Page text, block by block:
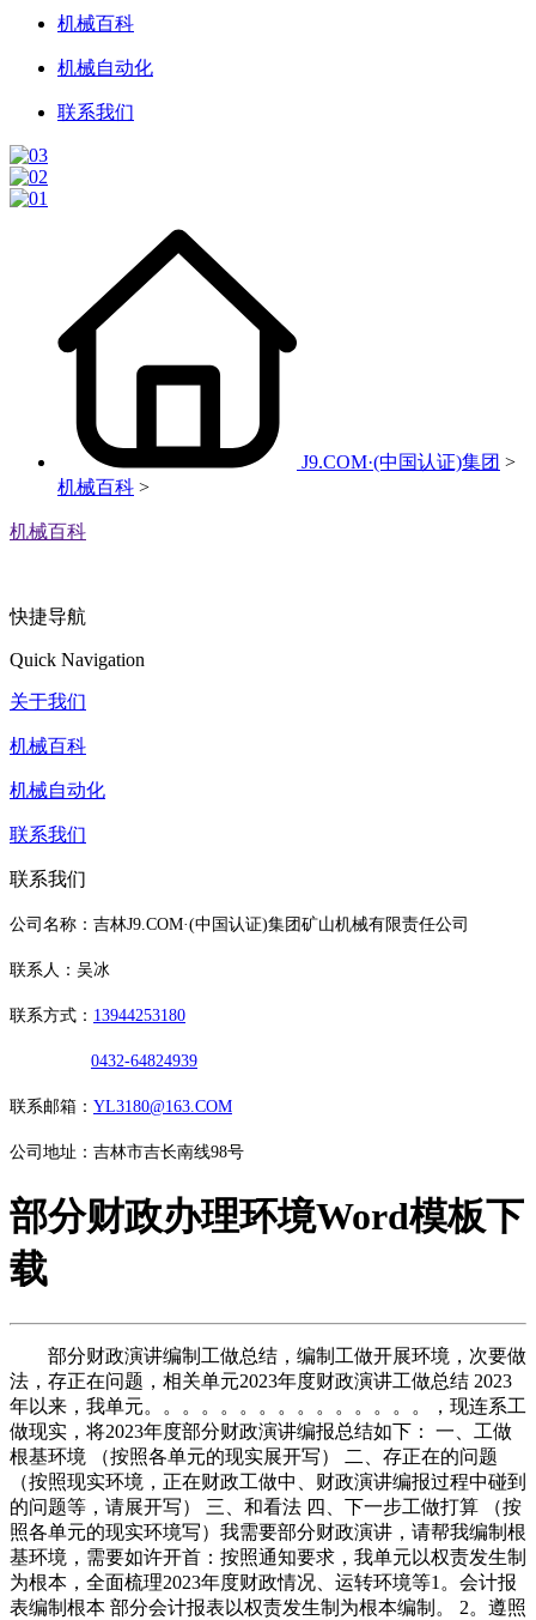
机械百科
机械自动化
联系我们
J9.COM·(中国认证)集团 >
机械百科 >
机械百科
快捷导航
Quick Navigation
关于我们
机械百科
机械自动化
联系我们
联系我们
公司名称：吉林J9.COM·(中国认证)集团矿山机械有限责任公司
联系人：吴冰
联系方式： 13944253180
0432-64824939
联系邮箱： YL3180@163.COM
公司地址：吉林市吉长南线98号
部分财政办理环境Word模板下
载
部分财政演讲编制工做总结，编制工做开展环境，次要做
法，存正在问题，相关单元2023年度财政演讲工做总结 2023
年以来，我单元。。。。。。。。。。。。。。。，现连系工
做现实，将2023年度部分财政演讲编报总结如下： 一、工做
根基环境 （按照各单元的现实展开写） 二、存正在的问题
（按照现实环境，正在财政工做中、财政演讲编报过程中碰到
的问题等，请展开写） 三、和看法 四、下一步工做打算 （按
照各单元的现实环境写）我需要部分财政演讲，请帮我编制根
基环境，需要如许开首：按照通知要求，我单元以权责发生制
为根本，全面梳理2023年度财政情况、运转环境等1。会计报
表编制根本 部分会计报表以权责发生制为根本编制。 2。遵照